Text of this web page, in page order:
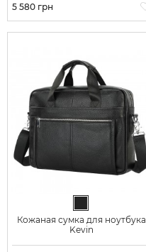
Цена
5 580 грн
Кожаная сумка для ноутбука
Kevin